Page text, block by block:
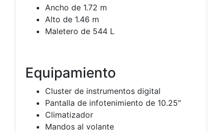
Ancho de 1.72 m
Alto de 1.46 m
Maletero de 544 L
Equipamiento
Cluster de instrumentos digital
Pantalla de infotenimiento de 10.25″
Climatizador
Mandos al volante